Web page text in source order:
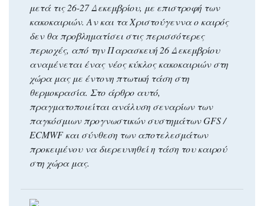
μετά τις 26-27 Δεκεμβρίου, με επιστροφή των
κακοκαιριών. Αν και τα Χριστούγεννα ο καιρός
δεν θα προβληματίσει στις περισσότερες
περιοχές, από την Παρασκευή 26 Δεκεμβρίου
αναμένεται ένας νέος κύκλος κακοκαιριών στη
χώρα μας με έντονη πτωτική τάση στη
θερμοκρασία. Στο άρθρο αυτό,
πραγματοποιείται ανάλυση σεναρίων των
παγκόσμιων προγνωστικών συστημάτων GFS /
ECMWF και σύνθεση των αποτελεσμάτων
προκειμένου να διερευνηθεί η τάση του καιρού
στη χώρα μας.